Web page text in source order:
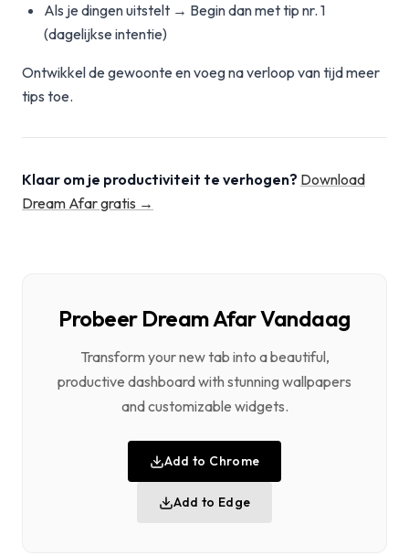
Als je dingen uitstelt → Begin dan met tip nr. 1
(dagelijkse intentie)
Ontwikkel de gewoonte en voeg na verloop van tijd meer
tips toe.
Klaar om je productiviteit te verhogen? Download
Dream Afar gratis →
Probeer Dream Afar Vandaag
Transform your new tab into a beautiful,
productive dashboard with stunning wallpapers
and customizable widgets.
Add to Chrome
Add to Edge